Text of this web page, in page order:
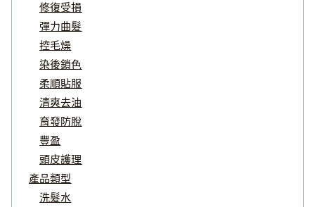
修復受損
彈力曲髮
控毛燥
染後鎖色
柔順貼服
清爽去油
育發防脫
豐盈
頭皮護理
產品類型
洗髮水